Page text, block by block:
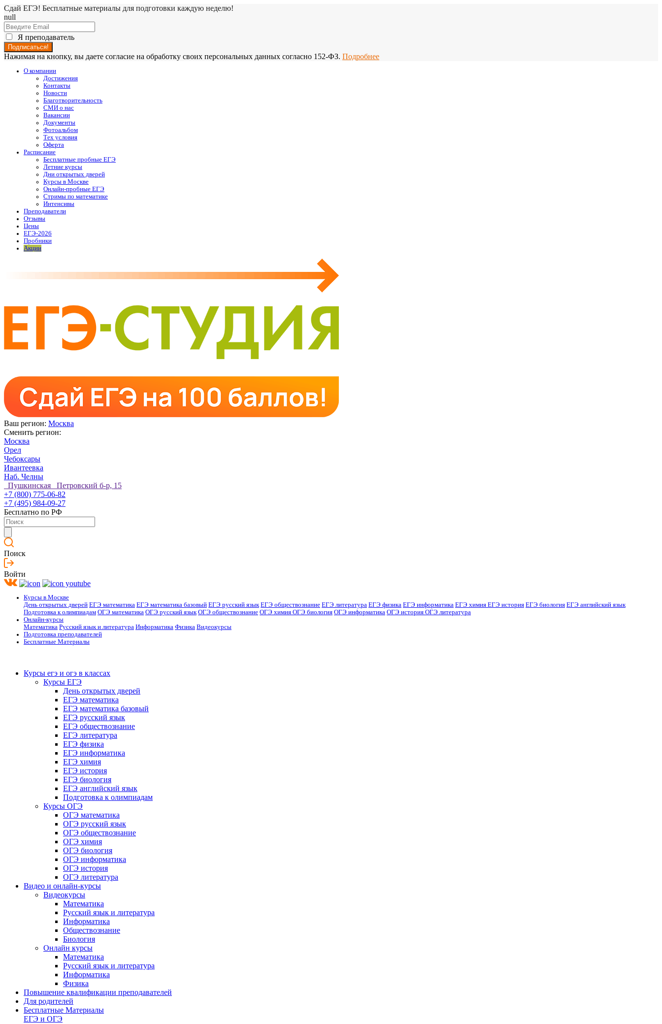
Сдай ЕГЭ! Бесплатные материалы для подготовки каждую неделю!
null
Я преподаватель
Нажимая на кнопку, вы даете согласие на обработку своих персональных данных согласно 152-ФЗ. Подробнее
О компании
Достижения
Контакты
Новости
Благотворительность
СМИ о нас
Вакансии
Документы
Фотоальбом
Тех условия
Оферта
Расписание
Бесплатные пробные ЕГЭ
Летние курсы
Дни открытых дверей
Курсы в Москве
Онлайн-пробные ЕГЭ
Стримы по математике
Интенсивы
Преподаватели
Отзывы
Цены
ЕГЭ-2026
Пробники
Акции
Ваш регион: Москва
Сменить регион:
Москва
Орел
Чебоксары
Ивантеевка
Наб. Челны
Пушкинская Петровский б-р, 15
+7 (800) 775-06-82
+7 (495) 984-09-27
Бесплатно по РФ
Поиск
Войти
Курсы в Москве
День открытых дверей ЕГЭ математика ЕГЭ математика базовый ЕГЭ русский язык ЕГЭ обществознание ЕГЭ литература ЕГЭ физика ЕГЭ информатика ЕГЭ химия ЕГЭ история ЕГЭ биология ЕГЭ английский язык
Подготовка к олимпиадам ОГЭ математика ОГЭ русский язык ОГЭ обществознание ОГЭ химия ОГЭ биология ОГЭ информатика ОГЭ история ОГЭ литература
Онлайн-курсы
Математика Русский язык и литература Информатика Физика Видеокурсы
Подготовка преподавателей
Бесплатные Материалы
Курсы егэ и огэ в классах
Курсы ЕГЭ
День открытых дверей
ЕГЭ математика
ЕГЭ математика базовый
ЕГЭ русский язык
ЕГЭ обществознание
ЕГЭ литература
ЕГЭ физика
ЕГЭ информатика
ЕГЭ химия
ЕГЭ история
ЕГЭ биология
ЕГЭ английский язык
Подготовка к олимпиадам
Курсы ОГЭ
ОГЭ математика
ОГЭ русский язык
ОГЭ обществознание
ОГЭ химия
ОГЭ биология
ОГЭ информатика
ОГЭ история
ОГЭ литература
Видео и онлайн-курсы
Видеокурсы
Математика
Русский язык и литература
Информатика
Обществознание
Биология
Онлайн курсы
Математика
Русский язык и литература
Информатика
Физика
Повышение квалификации преподавателей
Для родителей
Бесплатные Материалы
ЕГЭ и ОГЭ